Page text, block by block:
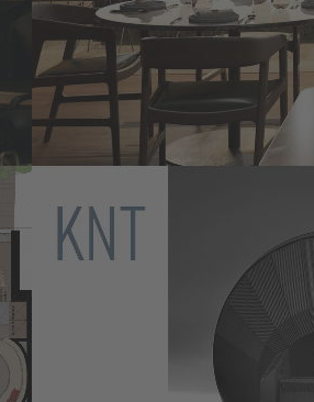
Gastronomie-
Thomas Bühner